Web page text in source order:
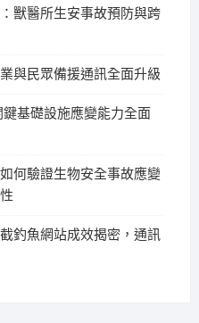
獸醫所生安事故預防與跨
與民眾備援通訊全面升級
基礎設施應變能力全面
何驗證生物安全事故應變
釣魚網站成效揭密，通訊